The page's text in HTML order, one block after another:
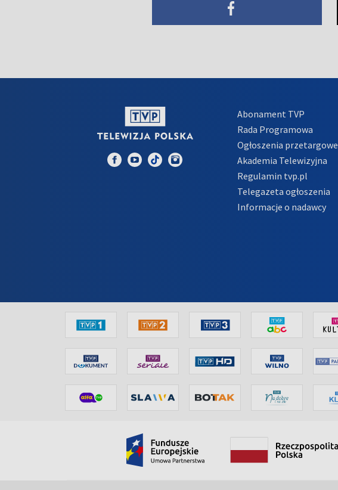
Abonament TVP
Rada Programowa
Ogłoszenia przetargowe
Akademia Telewizyjna
Regulamin tvp.pl
Telegazeta ogłoszenia
Informacje o nadawcy